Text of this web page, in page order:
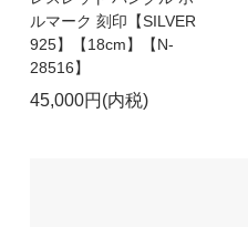
ルマーク 刻印【SILVER
925】【18cm】【N-
28516】
45,000円(内税)